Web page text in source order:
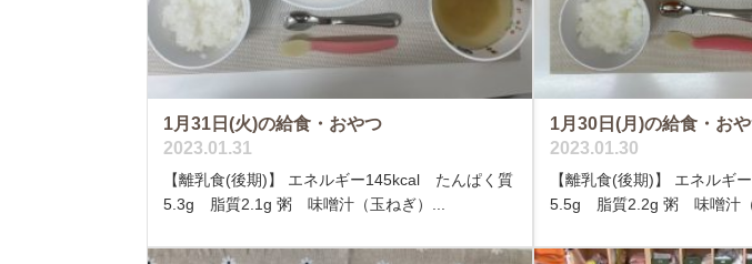
1月31日(火)の給食・おやつ
2023.01.31
【離乳食(後期)】 エネルギー145kcal たんぱく質
5.3g 脂質2.1g 粥 味噌汁（玉ねぎ）...
1月30日(月)の給食・お
2023.01.30
【離乳食(後期)】 エネル
5.5g 脂質2.2g 粥 味噌汁